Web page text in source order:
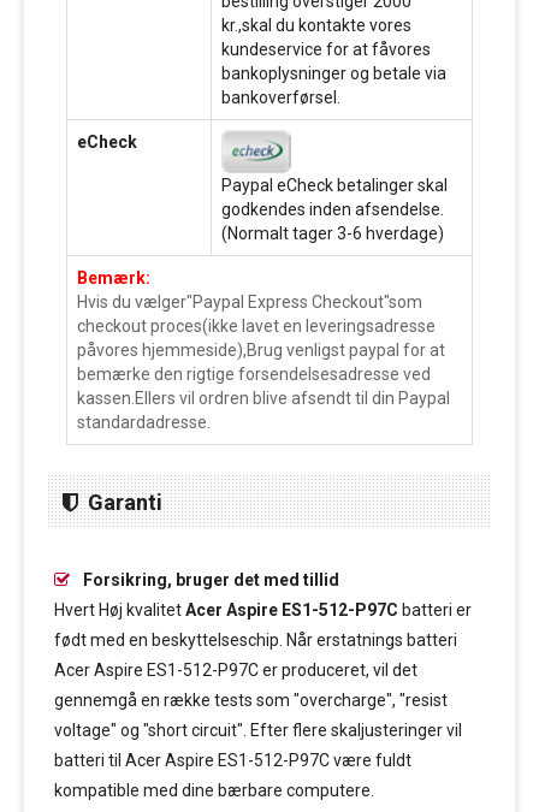
kr.,skal du kontakte vores
kundeservice for at fåvores
bankoplysninger og betale via
bankoverførsel.
eCheck
Paypal eCheck betalinger skal
godkendes inden afsendelse.
(Normalt tager 3-6 hverdage)
Bemærk:
Hvis du vælger"Paypal Express Checkout"som
checkout proces(ikke lavet en leveringsadresse
påvores hjemmeside),Brug venligst paypal for at
bemærke den rigtige forsendelsesadresse ved
kassen.Ellers vil ordren blive afsendt til din Paypal
standardadresse.
Garanti
Forsikring, bruger det med tillid
Hvert Høj kvalitetAcer Aspire ES1-512-P97C batteri er
født med en beskyttelseschip. Når erstatnings batteri
Acer Aspire ES1-512-P97C er produceret, vil det
gennemgå en række tests som "overcharge", "resist
voltage" og "short circuit". Efter flere skaljusteringer vil
batteri til Acer Aspire ES1-512-P97C være fuldt
kompatible med dine bærbare computere.